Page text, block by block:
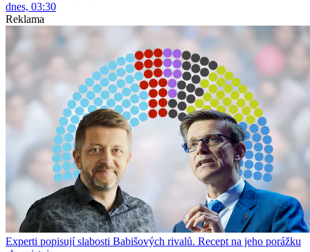
dnes, 03:30
Reklama
Experti popisují slabosti Babišových rivalů. Recept na jeho porážku